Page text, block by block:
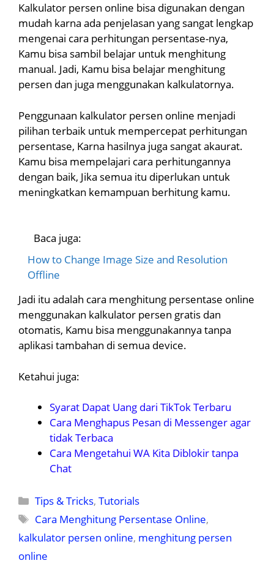
Kalkulator persen online bisa digunakan dengan
mudah karna ada penjelasan yang sangat lengkap
mengenai cara perhitungan persentase-nya,
Kamu bisa sambil belajar untuk menghitung
manual. Jadi, Kamu bisa belajar menghitung
persen dan juga menggunakan kalkulatornya.
Penggunaan kalkulator persen online menjadi
pilihan terbaik untuk mempercepat perhitungan
persentase, Karna hasilnya juga sangat akaurat.
Kamu bisa mempelajari cara perhitungannya
dengan baik, Jika semua itu diperlukan untuk
meningkatkan kemampuan berhitung kamu.
Baca juga:
How to Change Image Size and Resolution
Offline
Jadi itu adalah cara menghitung persentase online
menggunakan kalkulator persen gratis dan
otomatis, Kamu bisa menggunakannya tanpa
aplikasi tambahan di semua device.
Ketahui juga:
Syarat Dapat Uang dari TikTok Terbaru
Cara Menghapus Pesan di Messenger agar
tidak Terbaca
Cara Mengetahui WA Kita Diblokir tanpa
Chat
Kategori
Tips & Tricks,Tutorials
Tag
Cara Menghitung Persentase Online,
kalkulator persen online, menghitung persen
online